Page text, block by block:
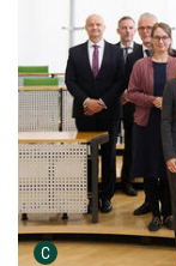
C Urheber der